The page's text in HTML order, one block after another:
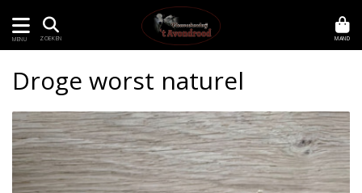
MENU ZOEKEN MAND
Droge worst naturel